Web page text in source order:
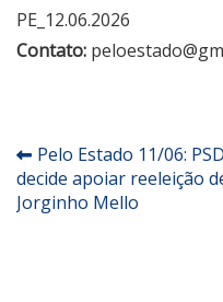
PE_12.06.2026
Contato:
Navegação
de
Pelo Estado 11/06:
decide apoiar reeleição
Jorginho Mello